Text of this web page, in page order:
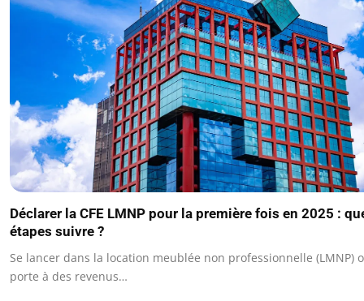
Déclarer la CFE LMNP pour la première fois en 2025 :
étapes suivre ?
Se lancer dans la location meublée non professionnelle (LMNP)
porte à des revenus…